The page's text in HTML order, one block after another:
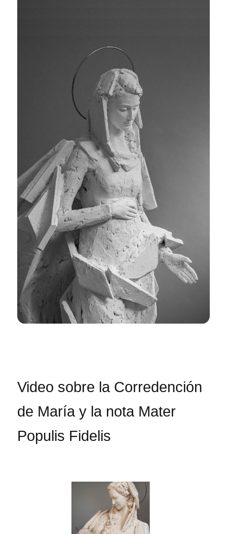
Video sobre la Corredención
de María y la nota Mater
Populis Fidelis